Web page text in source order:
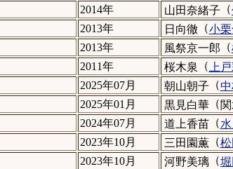
2014年 山田奈緒子 （
2013年 日向徹 （小
2013年 風祭京一郎 （
2011年 桜木泉 （ 上
2025年07月 朝山朝子 （
2025年01月 黒見白華（
2024年07月 道上香苗（
2023年10月 三田園薫（
2023年10月 河野美璃（